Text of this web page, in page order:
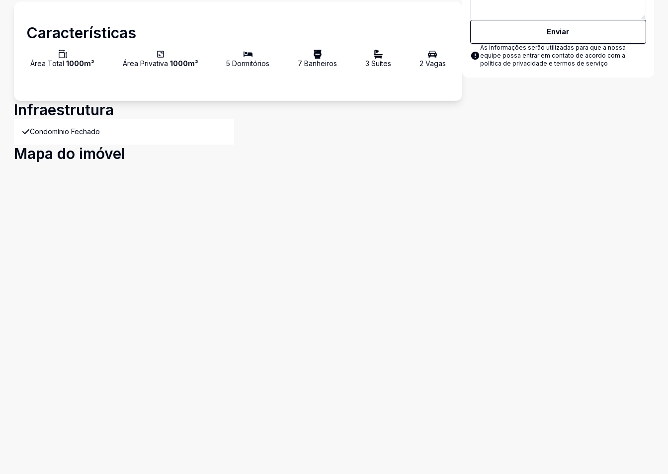
Características
Área Total 1000m² Área Privativa 1000m² 5 Dormitórios 7 Banheiros 3 Suítes 2 Vagas
Infraestrutura
Condomínio Fechado
Mapa do imóvel
Enviar
As informações serão utilizadas para que a nossa
equipe possa entrar em contato de acordo com a
política de privacidade e termos de serviço